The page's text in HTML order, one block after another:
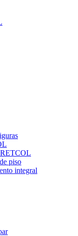
piso
integral